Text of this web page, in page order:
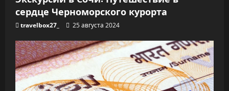
сердце Черноморского курорта
travelbox27_ 25 августа 2024